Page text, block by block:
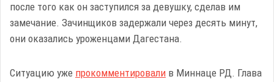
после того как он заступился за девушку, сделав им
замечание. Зачинщиков задержали через десять минут,
они оказались уроженцами Дагестана.
Ситуацию уже прокомментировали в Миннаце РД. Глава